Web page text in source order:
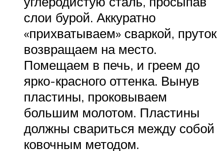
слои бурой. Аккуратно
«прихватываем» сваркой, пруток
возвращаем на место.
Помещаем в печь, и греем до
ярко-красного оттенка. Вынув
пластины, проковываем
большим молотом. Пластины
должны свариться между собой
ковочным методом.